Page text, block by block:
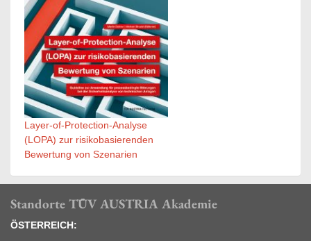
Layer-of-Protection-Analyse
(LOPA) zur risikobasierenden
Bewertung von Szenarien
Standorte TÜV AUSTRIA Akademie
ÖSTERREICH: